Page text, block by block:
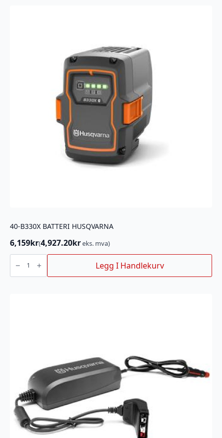
40-B330X BATTERI HUSQVARNA
6,159kr(4,927.20kreks. mva)
40-
BATTERI
HUSQVARNA
Legg I Handlekurv